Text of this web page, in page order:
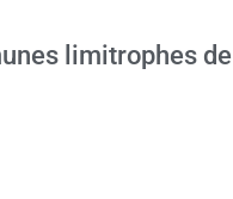
limitrophes